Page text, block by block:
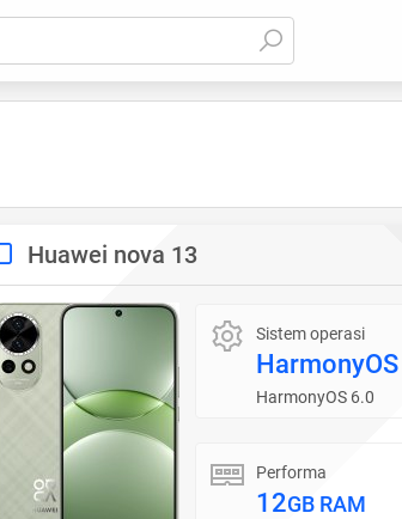
Huawei nova 13
Sistem operasi
HarmonyOS
HarmonyOS 6.0
Performa
12GB RAM